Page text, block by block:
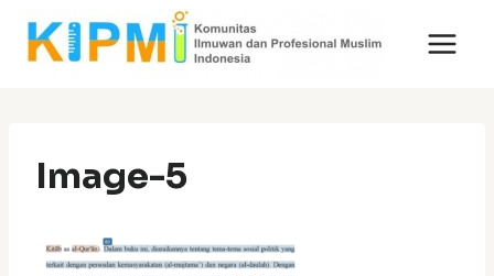
Skip
Image-5